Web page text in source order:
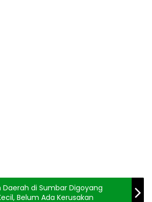
Daerah di Sumbar Digoyang
Belum Ada Kerusakan